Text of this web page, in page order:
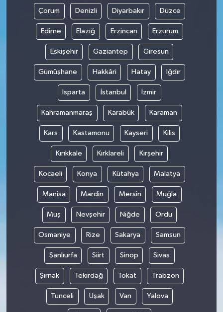
Çorum Denizli Diyarbakır Düzce
Edirne Elazığ Erzincan Erzurum
Eskişehir Gaziantep Giresun
Gümüşhane Hakkâri Hatay Iğdır
Isparta İstanbul İzmir
Kahramanmaraş Karabük Karaman
Kars Kastamonu Kayseri Kilis
Kırıkkale Kırklareli Kırşehir
Kocaeli Konya Kütahya Malatya
Manisa Mardin Mersin Muğla
Muş Nevşehir Niğde Ordu
Osmaniye Rize Sakarya Samsun
Şanlıurfa Siirt Sinop Sivas
Şırnak Tekirdağ Tokat Trabzon
Tunceli Uşak Van Yalova